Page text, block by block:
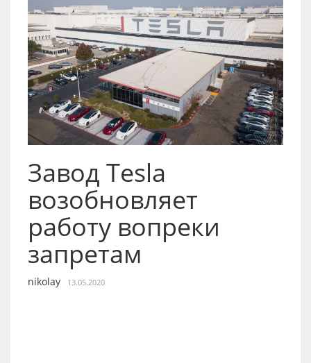
Завод Tesla
возобновляет
работу вопреки
запретам
nikolay 13.05.2020